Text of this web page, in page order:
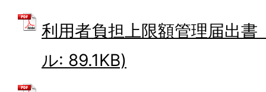
利用者負担上限額管理届出書
ル: 89.1KB)